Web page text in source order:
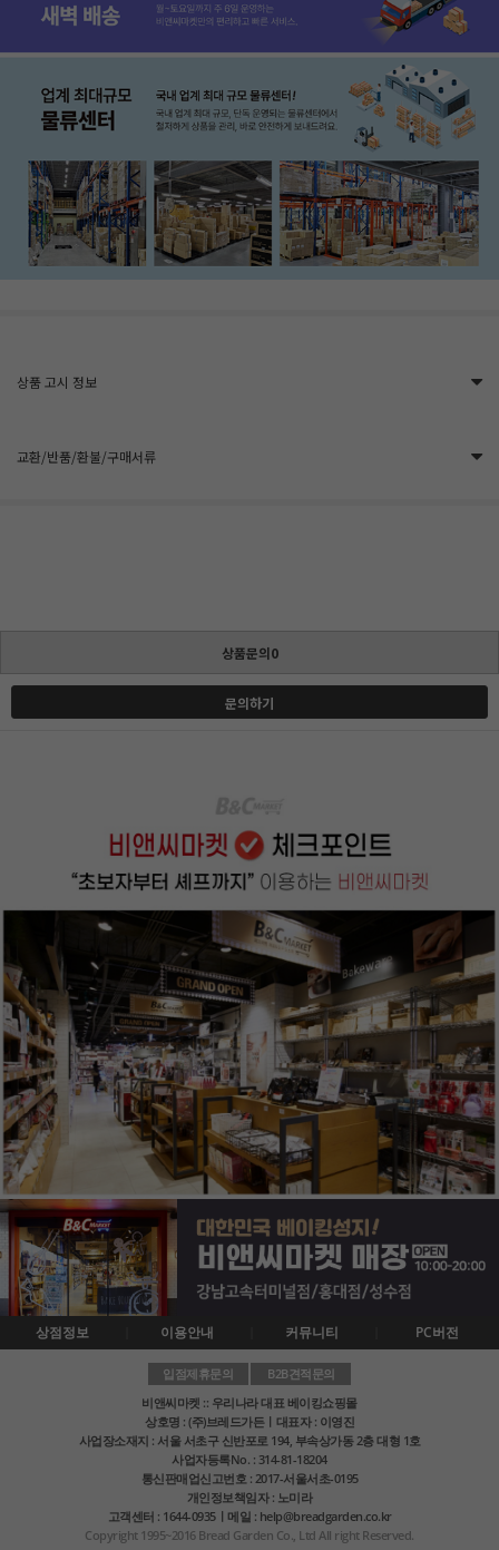
상품 고시 정보
교환/반품/환불/구매서류
상품문의0
문의하기
상점정보 이용안내 커뮤니티 PC버전
입점제휴문의
B2B견적문의
비앤씨마켓 :: 우리나라 대표 베이킹쇼핑몰
상호명 : (주)브레드가든ㅣ대표자 : 이영진
사업장소재지 : 서울 서초구 신반포로 194, 부속상가동 2층 대형 1호
사업자등록No. : 314-81-18204
통신판매업신고번호 : 2017-서울서초-0195
개인정보책임자 : 노미라
고객센터 : 1644-0935ㅣ메일 : help@breadgarden.co.kr
Copyright 1995~2016 Bread Garden Co., Ltd All right Reserved.